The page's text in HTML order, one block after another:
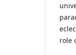
role